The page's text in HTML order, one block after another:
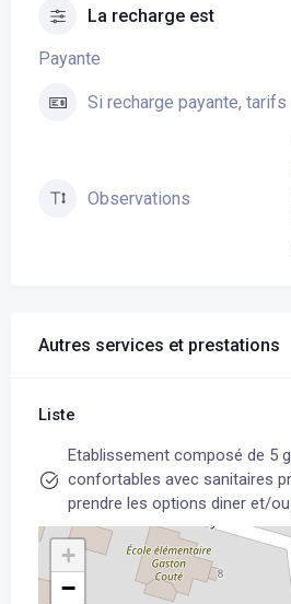
La recharge est
Payante
Si recharge payante, tarifs
Observations
Autres services et prestations
Liste
Etablissement composé de 5
confortables avec sanitaires
prendre les options diner et/
+
−